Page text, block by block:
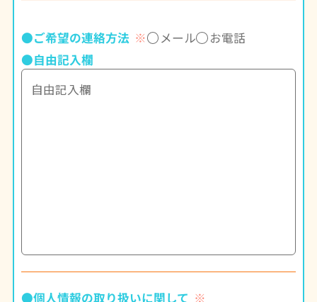
●ご希望の連絡方法 ※ メール お電話
●自由記入欄
●個人情報の取り扱いに関して ※